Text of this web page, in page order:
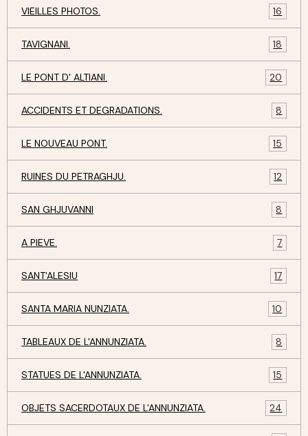
VIEILLES PHOTOS. 16
TAVIGNANI. 18
LE PONT D' ALTIANI. 20
ACCIDENTS ET DEGRADATIONS. 8
LE NOUVEAU PONT. 15
RUINES DU PETRAGHJU. 12
SAN GHJUVANNI 8
A PIEVE. 7
SANT'ALESIU 17
SANTA MARIA NUNZIATA. 10
TABLEAUX DE L'ANNUNZIATA. 8
STATUES DE L'ANNUNZIATA. 15
OBJETS SACERDOTAUX DE L'ANNUNZIATA. 24